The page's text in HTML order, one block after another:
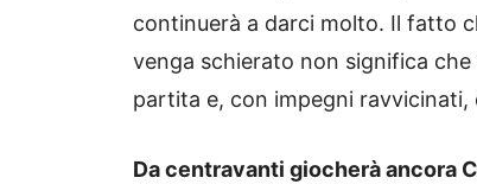
continuerà a darci molto. Il fatto
venga schierato non significa che
partita e, con impegni ravvicinati,
Da centravanti giocherà ancora